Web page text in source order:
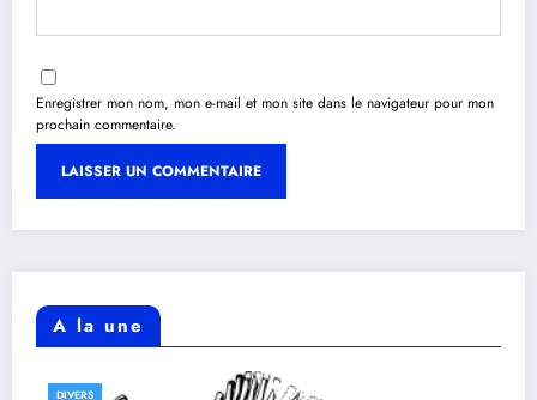
Enregistrer mon nom, mon e-mail et mon site dans le navigateur pour mon
prochain commentaire.
A la une
DIVERS